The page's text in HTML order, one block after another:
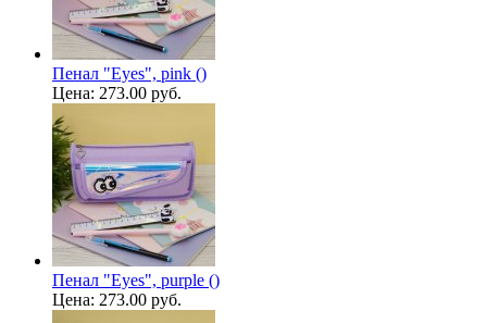
Пенал "Eyes", pink ()
Цена: 273.00 руб.
Пенал "Eyes", purple ()
Цена: 273.00 руб.